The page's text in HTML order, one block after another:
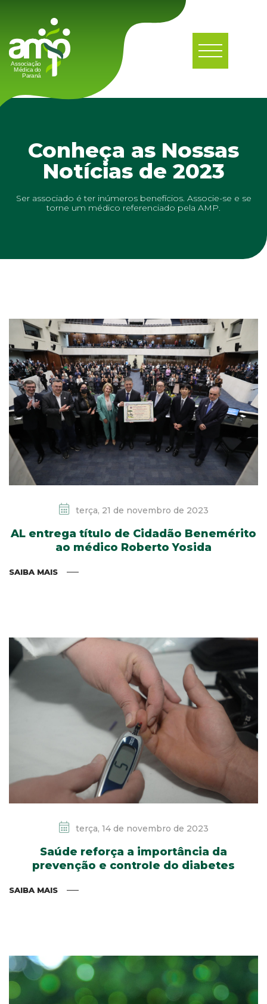
Conheça as Nossas
Notícias de 2023
Ser associado é ter inúmeros benefícios. Associe-se e se
torne um médico referenciado pela AMP.
terça, 21 de novembro de 2023
AL entrega título de Cidadão Benemérito
ao médico Roberto Yosida
SAIBA MAIS
terça, 14 de novembro de 2023
Saúde reforça a importância da
prevenção e controle do diabetes
SAIBA MAIS